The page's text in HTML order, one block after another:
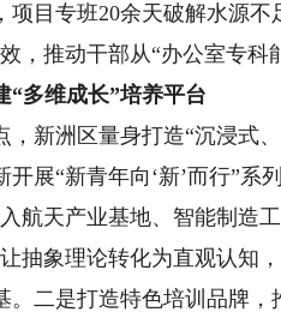
项目专班20余天破解水源
，推动干部从“办公室专科
多维成长”培养平台
洲区量身打造“沉浸式、
展“新青年向‘新’而行”系
航天产业基地、智能制造
抽象理论转化为直观认知
。二是打造特色培训品牌